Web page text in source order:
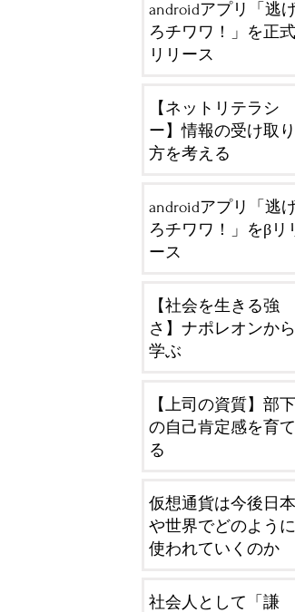
androidアプリ「逃
ろチワワ！」を正式
リリース
【ネットリテラシ
ー】情報の受け取り
方を考える
androidアプリ「逃
ろチワワ！」をβリ
ース
【社会を生きる強
さ】ナポレオンから
学ぶ
【上司の資質】部下
の自己肯定感を育て
る
仮想通貨は今後日本
や世界でどのように
使われていくのか
社会人として「謙